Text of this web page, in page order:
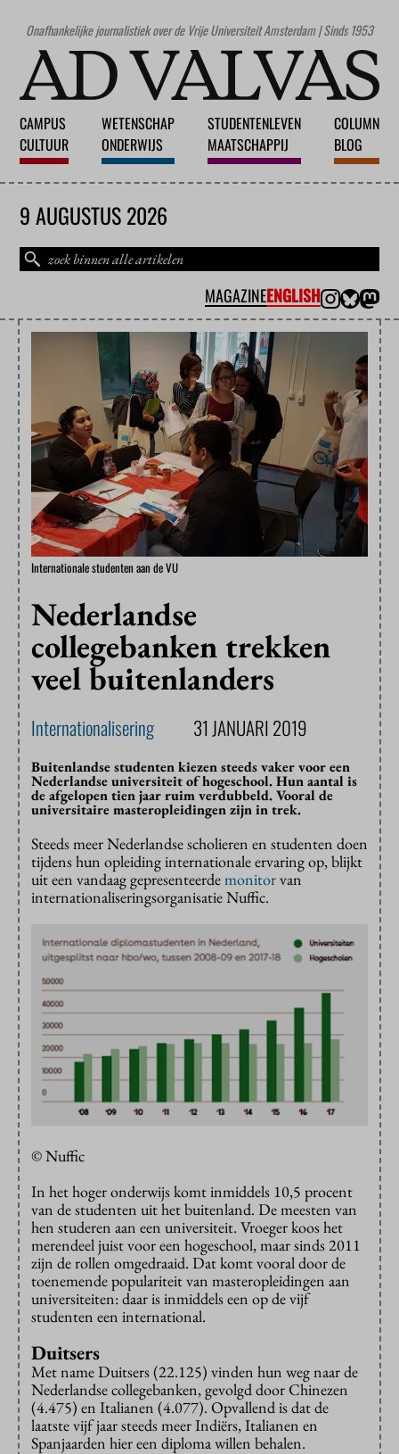
Onafhankelijke journalistiek over de Vrije Universiteit Amsterdam | Sinds 1953
CAMPUS
CULTUUR
WETENSCHAP
ONDERWIJS
STUDENTENLEVEN
MAATSCHAPPIJ
COLUMN
BLOG
9 AUGUSTUS 2026
MAGAZINEENGLISH
Internationale studenten aan de VU
Nederlandse
collegebanken trekken
veel buitenlanders
Internationalisering 31 JANUARI 2019
Buitenlandse studenten kiezen steeds vaker voor een
Nederlandse universiteit of hogeschool. Hun aantal is
de afgelopen tien jaar ruim verdubbeld. Vooral de
universitaire masteropleidingen zijn in trek.
Steeds meer Nederlandse scholieren en studenten doen
tijdens hun opleiding internationale ervaring op, blijkt
uit een vandaag gepresenteerdemonitorvan
internationaliseringsorganisatie Nuffic.
© Nuffic
In het hoger onderwijs komt inmiddels 10,5 procent
van de studenten uit het buitenland. De meesten van
hen studeren aan een universiteit. Vroeger koos het
merendeel juist voor een hogeschool, maar sinds 2011
zijn de rollen omgedraaid. Dat komt vooral door de
toenemende populariteit van masteropleidingen aan
universiteiten: daar is inmiddels een op de vijf
studenten een international.
Duitsers
Met name Duitsers (22.125) vinden hun weg naar de
Nederlandse collegebanken, gevolgd door Chinezen
(4.475) en Italianen (4.077). Opvallend is dat de
laatste vijf jaar steeds meer Indiërs, Italianen en
Spanjaarden hier een diploma willen behalen.